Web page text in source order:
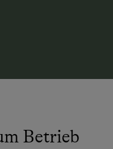
Betrieb